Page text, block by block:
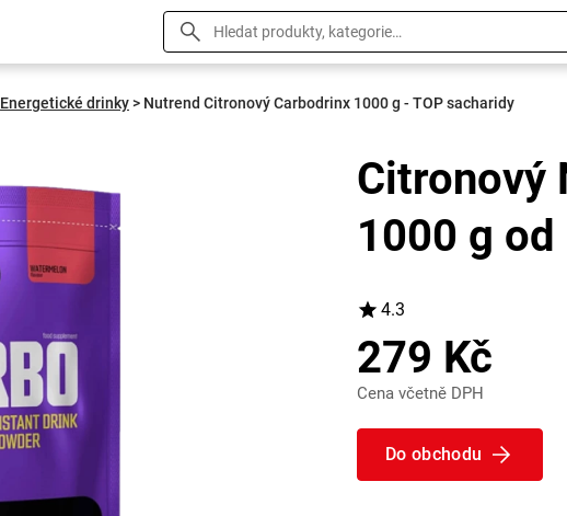
Energetické drinky> Nutrend Citronový Carbodrinx 1000 g - TOP sacharidy
Citronový
1000 g
4.3
279 Kč
Cena včetně DPH
Do obchodu